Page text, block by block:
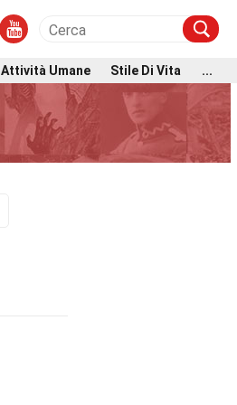
Attività Umane Stile Di Vita ...